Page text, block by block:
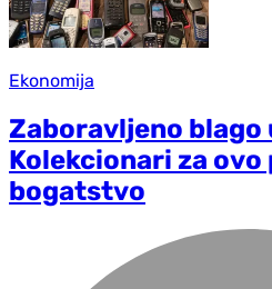
Ekonomija
Zaboravljeno blago
Kolekcionari za
bogatstvo